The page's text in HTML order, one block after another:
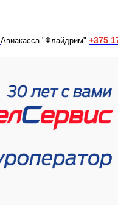
Авиакасса "Флайдрим" +375